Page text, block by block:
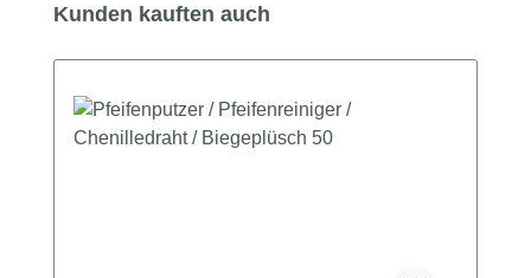
Produktgalerie überspringen
Kunden kauften auch